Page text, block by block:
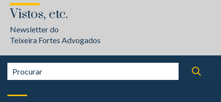
Vistos, etc.
Newsletter do
Teixeira Fortes Advogados